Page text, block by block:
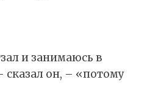
и занимаюсь в
сказал он, – «потому